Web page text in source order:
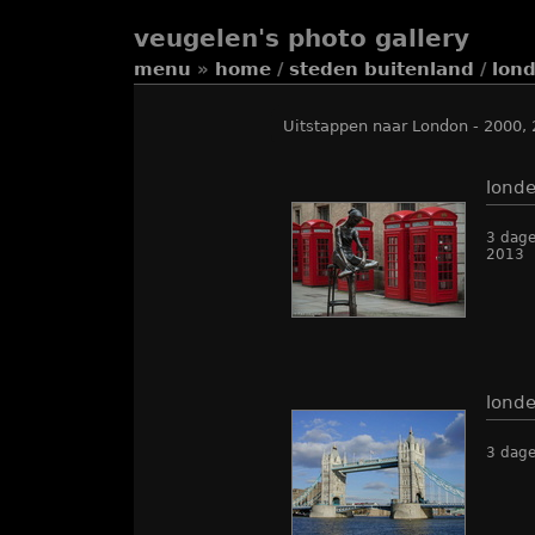
veugelen's photo gallery
menu » home / steden buitenland /
Uitstappen naar London - 2000,
3
2013
3